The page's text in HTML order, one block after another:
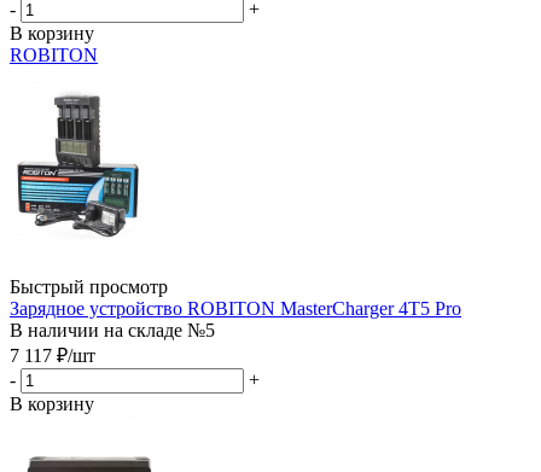
-
+
В корзину
ROBITON
Быстрый просмотр
Зарядное устройство ROBITON MasterCharger 4T5 Pro
В наличии на складе №5
7 117 ₽/шт
-
+
В корзину